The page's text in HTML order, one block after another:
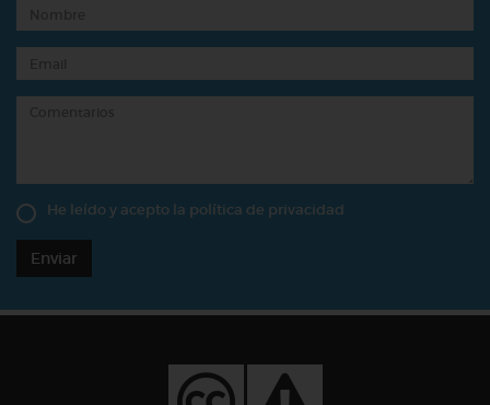
He leído y acepto la política de privacidad
Enviar